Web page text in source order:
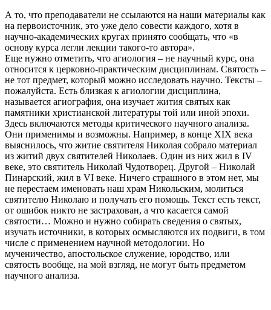
А то, что преподаватели не ссылаются на наши материалы как
на первоисточник, это уже дело совести каждого, хотя в
научно-академических кругах принято сообщать, что «в
основу курса легли лекции такого-то автора».
Еще нужно отметить, что агиология – не научный курс, она
относится к церковно-практическим дисциплинам. Святость –
не тот предмет, который можно исследовать научно. Тексты –
пожалуйста. Есть близкая к агиологии дисциплина,
называется агиография, она изучает жития святых как
памятники христианской литературы той или иной эпохи.
Здесь включаются методы критического научного анализа.
Они применимы и возможны. Например, в конце XIX века
выяснилось, что житие святителя Николая собрало материал
из житий двух святителей Николаев. Один из них жил в IV
веке, это святитель Николай Чудотворец. Другой – Николай
Пинарский, жил в VI веке. Ничего страшного в этом нет, мы
не перестаем именовать наш храм Никольским, молиться
святителю Николаю и получать его помощь. Текст есть текст,
от ошибок никто не застрахован, а что касается самой
святости… Можно и нужно собирать сведения о святых,
изучать источники, в которых осмысляются их подвиги, в том
числе с применением научной методологии. Но
мученичество, апостольское служение, юродство, или
святость вообще, на мой взгляд, не могут быть предметом
научного анализа.